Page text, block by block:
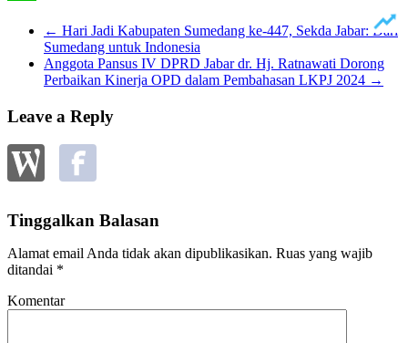
← Hari Jadi Kabupaten Sumedang ke-447, Sekda Jabar: Dari
Sumedang untuk Indonesia
Anggota Pansus IV DPRD Jabar dr. Hj. Ratnawati Dorong
Perbaikan Kinerja OPD dalam Pembahasan LKPJ 2024 →
Leave a Reply
Tinggalkan Balasan
Alamat email Anda tidak akan dipublikasikan. Ruas yang wajib
ditandai *
Komentar